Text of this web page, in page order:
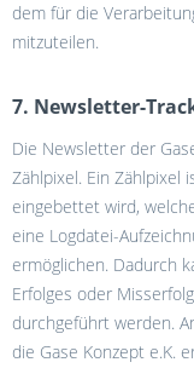
dem für die
mitzuteilen.
7. Newsletter-
Die Newsletter der
Zählpixel. Ein Zählpixel
eingebettet wird,
eine Logdatei-
ermöglichen. Dadurch
Erfolges oder
durchgeführt werden.
die Gase Konzept e.K.